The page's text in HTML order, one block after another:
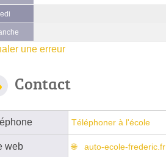
une erreur
Contact
Téléphoner à l'école
web auto-ecole-frederic.fr